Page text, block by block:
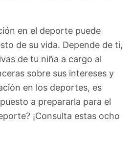
en el deporte puede
de su vida. Depende de ti,
de tu niña a cargo al
sobre sus intereses y
en los deportes, es
a prepararla para el
¡Consulta estas ocho